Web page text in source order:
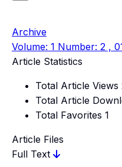
Archive
Volume: 1 Number: 2 ,
Article Statistics
Total Article Views
Total Article
Total Favorites 1
Article Files
Full Text